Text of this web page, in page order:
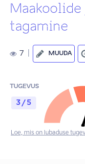
tagamine
7 MUUDA
TUGEVUS
3 / 5
Loe, mis on lubaduse